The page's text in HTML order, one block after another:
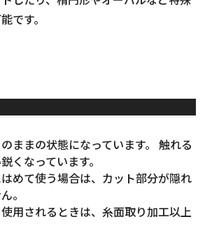
です。
ままの状態になっています。 触れる
くなっています。
めて使う場合は、カット部分が隠れ
。
用されるときは、糸面取り加工以上